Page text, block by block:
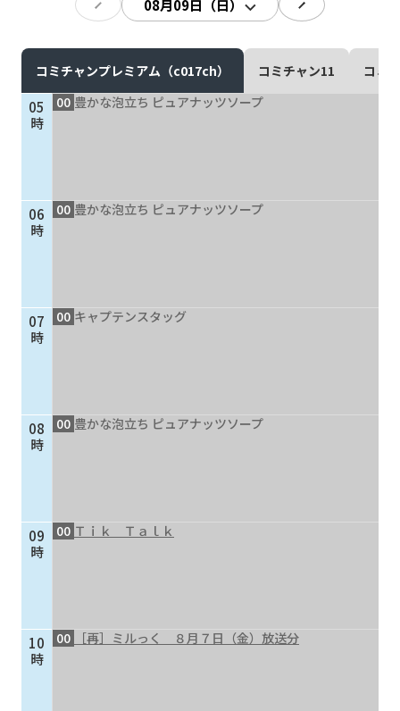
現在ご利用中の方
ご加入お申し込み・資
個人情報保護に関する基
本方針
サイトマップ
コミチャンプレミアム（c017ch） コミチャン11 コミ
05
時
06
時
07
時
08
時
09
時
10
時
00 豊かな泡立ち ピュアナッツソープ
00 豊かな泡立ち ピュアナッツソープ
00 キャプテンスタッグ
00 豊かな泡立ち ピュアナッツソープ
00 Ｔｉｋ Ｔａｌｋ
00 ［再］ミルっく ８月７日（金）放送分